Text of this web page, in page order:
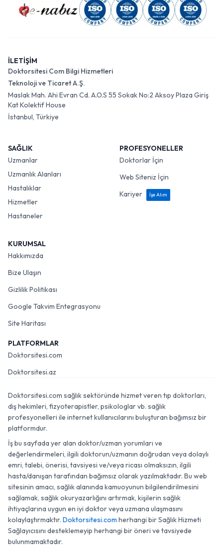
İLETİŞİM
Doktorsitesi Com Bilgi Hizmetleri
Teknoloji ve Ticaret A.Ş.
Maslak Mah. Ahi Evran Cd. A.O.S 55 Sokak No:2 Aksoy Plaza Giriş
Kat Kolektif House
İstanbul, Türkiye
SAĞLIK
Uzmanlar
Uzmanlık Alanları
Hastalıklar
Hizmetler
Hastaneler
PROFESYONELLER
Doktorlar İçin
Web Siteniz İçin
Kariyer
İşe Alım
KURUMSAL
Hakkımızda
Bize Ulaşın
Gizlilik Politikası
Google Takvim Entegrasyonu
Site Haritası
PLATFORMLAR
Doktorsitesi.com
Doktorsitesi.az
Doktorsitesi.com sağlık sektöründe hizmet veren tıp doktorları,
diş hekimleri, fizyoterapistler, psikologlar vb. sağlık
profesyonelleri ile internet kullanıcılarını buluşturan bağımsız bir
platformdur.
İş bu sayfada yer alan doktor/uzman yorumları ve
değerlendirmeleri, ilgili doktorun/uzmanın doğrudan veya dolaylı
emri, talebi, önerisi, tavsiyesi ve/veya ricası olmaksızın, ilgili
hasta/danışan tarafından bağımsız olarak yazılmaktadır. Bu web
sitesinin amacı, sağlık alanında kamuoyunun bilgilendirilmesini
sağlamak, sağlık okuryazarlığını artırmak, kişilerin sağlık
ihtiyaçlarına uygun en iyi doktor veya uzmana ulaşmasını
kolaylaştırmaktır. Doktorsitesi.com herhangi bir Sağlık Hizmeti
Sağlayıcısını desteklemeyip herhangi bir öneri ve tavsiyede
bulunmamaktadır.